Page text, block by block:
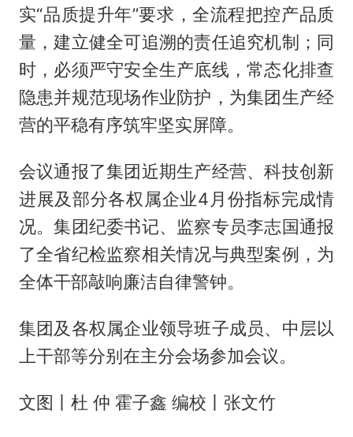
实“品质提升年”要求，全流程把控产品质
量，建立健全可追溯的责任追究机制；同
时，必须严守安全生产底线，常态化排查
隐患并规范现场作业防护，为集团生产经
营的平稳有序筑牢坚实屏障。
会议通报了集团近期生产经营、科技创新
进展及部分各权属企业4月份指标完成情
况。集团纪委书记、监察专员李志国通报
了全省纪检监察相关情况与典型案例，为
全体干部敲响廉洁自律警钟。
集团及各权属企业领导班子成员、中层以
上干部等分别在主分会场参加会议。
文图丨杜 仲 霍子鑫 编校丨张文竹